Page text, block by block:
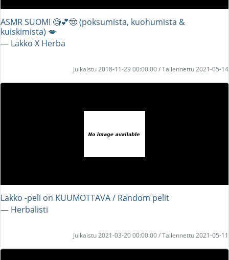
ASMR SUOMI 🧐💕🤠 (poksumista, kuohumista &
kuiskimista) 💋
― Lakko X Herba
Julkaistu 2018-11-29 00:00:00 / Tallennettu 2021-05-14
Lakko -peli on KUUMOTTAVA / Random pelit
― Herbalisti
Julkaistu 2021-03-20 00:00:00 / Tallennettu 2021-05-11